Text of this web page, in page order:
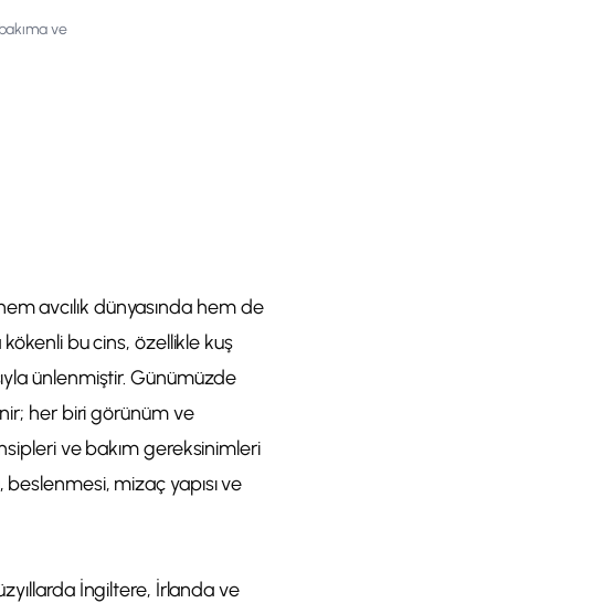
ve
avcılık dünyasında hem de
bu cins, özellikle kuş
ünlenmiştir. Günümüzde
her biri görünüm ve
ve bakım gereksinimleri
mizaç yapısı ve
İngiltere, İrlanda ve